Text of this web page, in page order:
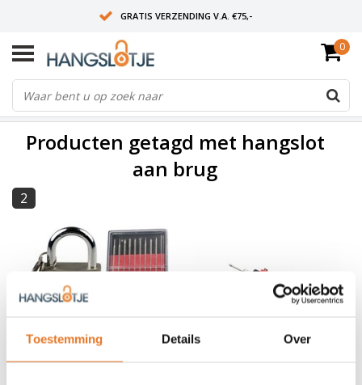
Toestemming Details Over
GRATIS VERZENDING V.A. €75,-
OP WERKDAGEN VOOR 15:00 BESTELD? VOLGENDE DAG OP SLOT!
ALLES UIT VOORRAAD
0
Producten getagd met hangslot
aan brug
2